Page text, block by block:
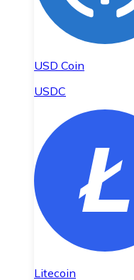
USD Coin
USDC
Litecoin